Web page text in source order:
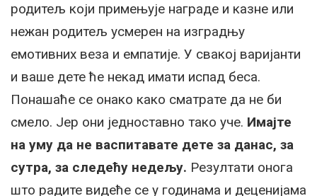
родитељ који примењује награде и казне или
нежан родитељ усмерен на изградњу
емотивних веза и емпатије. У свакој варијанти
и ваше дете ће некад имати испад беса.
Понашаће се онако како сматрате да не би
смело. Јер они једноставно тако уче. Имајте
на уму да не васпитавате дете за данас, за
сутра, за следећу недељу. Резултати онога
што радите видеће се у годинама и деценијама